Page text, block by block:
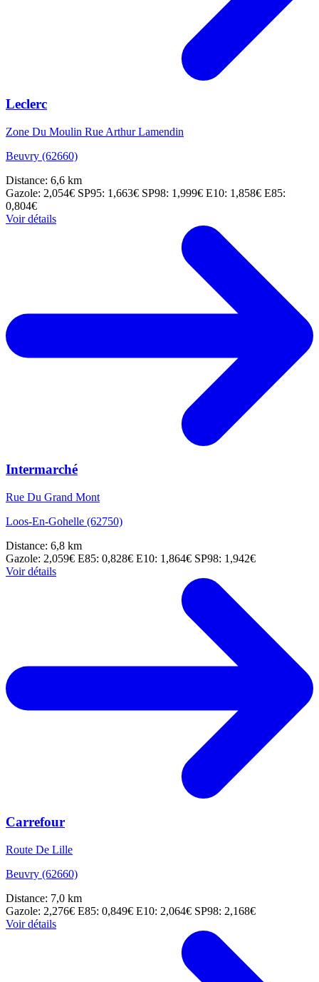
Leclerc
Zone Du Moulin Rue Arthur Lamendin
Beuvry (62660)
Distance: 6,6 km
Gazole: 2,054€ SP95: 1,663€ SP98: 1,999€ E10: 1,858€ E85:
0,804€
Voir détails
Intermarché
Rue Du Grand Mont
Loos-En-Gohelle (62750)
Distance: 6,8 km
Gazole: 2,059€ E85: 0,828€ E10: 1,864€ SP98: 1,942€
Voir détails
Carrefour
Route De Lille
Beuvry (62660)
Distance: 7,0 km
Gazole: 2,276€ E85: 0,849€ E10: 2,064€ SP98: 2,168€
Voir détails